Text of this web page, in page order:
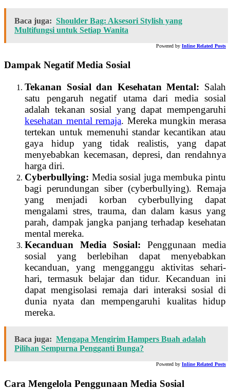
Baca juga: Shoulder Bag: Aksesori Stylish yang
Multifungsi untuk Setiap Wanita
Powered by Inline Related Posts
Dampak Negatif Media Sosial
Tekanan Sosial dan Kesehatan Mental: Salah
satu pengaruh negatif utama dari media sosial
adalah tekanan sosial yang dapat mempengaruhi
kesehatan mental remaja. Mereka mungkin merasa
tertekan untuk memenuhi standar kecantikan atau
gaya hidup yang tidak realistis, yang dapat
menyebabkan kecemasan, depresi, dan rendahnya
harga diri.
Cyberbullying: Media sosial juga membuka pintu
bagi perundungan siber (cyberbullying). Remaja
yang menjadi korban cyberbullying dapat
mengalami stres, trauma, dan dalam kasus yang
parah, dampak jangka panjang terhadap kesehatan
mental mereka.
Kecanduan Media Sosial: Penggunaan media
sosial yang berlebihan dapat menyebabkan
kecanduan, yang mengganggu aktivitas sehari-
hari, termasuk belajar dan tidur. Kecanduan ini
dapat mengisolasi remaja dari interaksi sosial di
dunia nyata dan mempengaruhi kualitas hidup
mereka.
Baca juga: Mengapa Mengirim Hampers Buah adalah
Pilihan Sempurna Pengganti Bunga?
Powered by Inline Related Posts
Cara Mengelola Penggunaan Media Sosial